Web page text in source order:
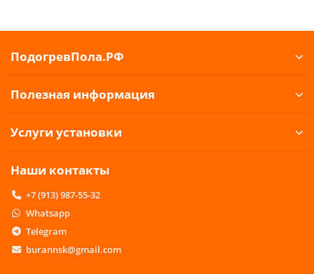
ПодогревПола.РФ
Полезная информация
Услуги установки
Наши контакты
+7 (913) 987-55-32
Whatsapp
Telegram
burannsk@gmail.com